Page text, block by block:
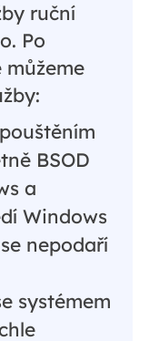
ruční
Po
můžeme
BSOD
a
Windows
nepodaří
systémem